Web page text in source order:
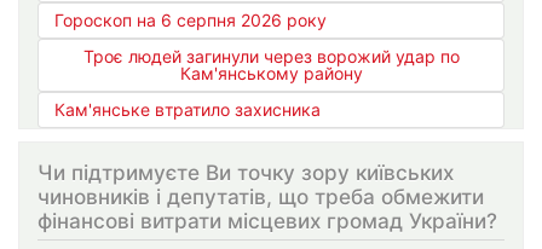
Гороскоп на 6 серпня 2026 року
Троє людей загинули через ворожий удар по
Кам'янському району
Кам'янське втратило захисника
Чи підтримуєте Ви точку зору київських
чиновників і депутатів, що треба обмежити
фінансові витрати місцевих громад України?